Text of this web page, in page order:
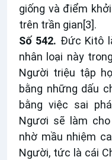
giống và điểm
trên trần gian[3].
Số 542. Đức Kitô
nhân loại này
Người triệu tập
bằng những dấu
bằng việc sai
Ngươi sẽ làm
nhờ mầu nhiệm
Người, tức là cái